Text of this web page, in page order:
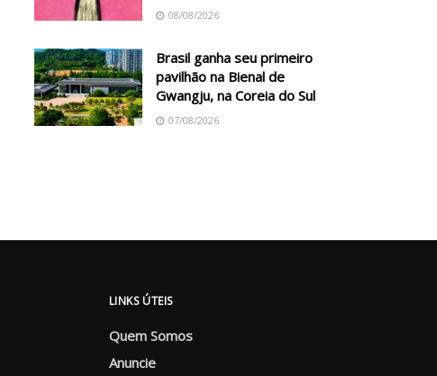
08/08/2026
Brasil ganha seu primeiro
pavilhão na Bienal de
Gwangju, na Coreia do Sul
07/08/2026
LINKS ÚTEIS
Quem Somos
Anuncie